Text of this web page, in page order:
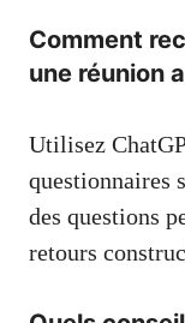
Comment
une réunion
Utilisez
questionnaires
des questions
retours